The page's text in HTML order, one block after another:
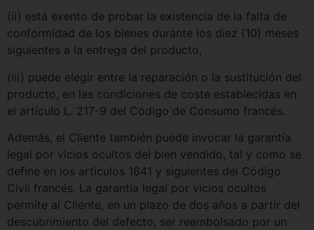
(ii) está exento de probar la existencia de la falta de
conformidad de los bienes durante los diez (10) meses
siguientes a la entrega del producto,
(iii) puede elegir entre la reparación o la sustitución del
producto, en las condiciones de coste establecidas en
el artículo L. 217-9 del Código de Consumo francés.
Además, el Cliente también puede invocar la garantía
legal por vicios ocultos del bien vendido, tal y como se
define en los artículos 1641 y siguientes del Código
Civil francés. La garantía legal por vicios ocultos
permite al Cliente, en un plazo de dos años a partir del
descubrimiento del defecto, ser reembolsado por un